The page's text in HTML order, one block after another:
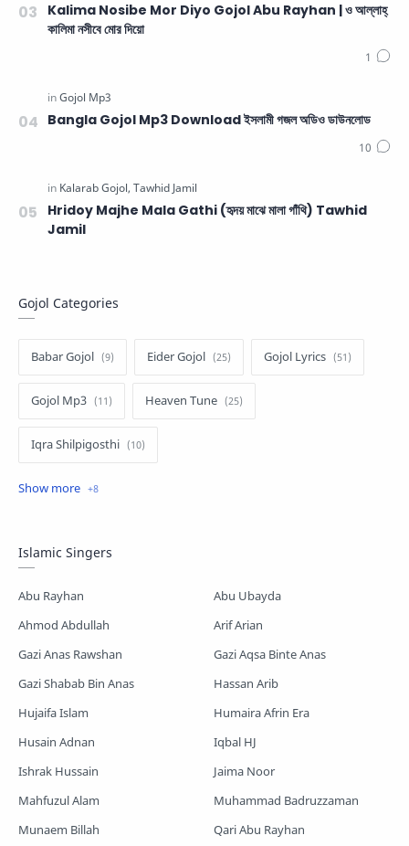
Kalima Nosibe Mor Diyo Gojol Abu Rayhan | ও আল্লাহ্‌
কালিমা নসীবে মোর দিয়ো
Bangla Gojol Mp3 Download ইসলামী গজল অডিও ডাউনলোড
Hridoy Majhe Mala Gathi (হৃদয় মাঝে মালা গাঁথি) Tawhid
Jamil
Gojol Categories
Babar Gojol Eider Gojol Gojol Lyrics
Gojol Mp3 Heaven Tune
Iqra Shilpigosthi
Islamic Story
Shopnoshiri
Islamic Singers
Abu Rayhan
Abu Ubayda
Ahmod Abdullah
Arif Arian
Gazi Anas Rawshan
Gazi Aqsa Binte Anas
Gazi Shabab Bin Anas
Hassan Arib
Hujaifa Islam
Humaira Afrin Era
Husain Adnan
Iqbal HJ
Ishrak Hussain
Jaima Noor
Mahfuzul Alam
Muhammad Badruzzaman
Munaem Billah
Qari Abu Rayhan